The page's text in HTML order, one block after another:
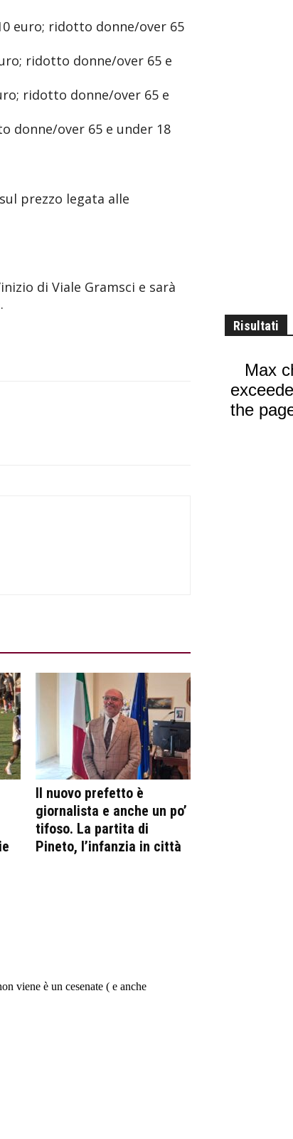
10 euro; ridotto donne/over 65
ridotto donne/over 65 e
ridotto donne/over 65 e
donne/over 65 e under 18
prezzo legata alle
di Viale Gramsci e sarà
Il nuovo prefetto è
giornalista e anche un po’
tifoso. La partita di
Pineto, l’infanzia in città
Risultati